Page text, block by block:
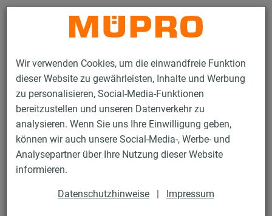
Wir verwenden Cookies, um die einwandfreie Funktion
dieser Website zu gewährleisten, Inhalte und Werbung
zu personalisieren, Social-Media-Funktionen
bereitzustellen und unseren Datenverkehr zu
analysieren. Wenn Sie uns Ihre Einwilligung geben,
können wir auch unsere Social-Media-, Werbe- und
Analysepartner über Ihre Nutzung dieser Website
informieren.
Datenschutzhinweise | Impressum
Kontakt
Produkte Befestigungstechnik
Feuerverzinkte Produkte
Feuerverzinkte Produkte für Rohrschlitten und Zubehör
Rohrschlitten Typ THV-2